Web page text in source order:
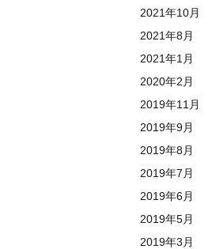
2021年10月
2021年8月
2021年1月
2020年2月
2019年11月
2019年9月
2019年8月
2019年7月
2019年6月
2019年5月
2019年3月